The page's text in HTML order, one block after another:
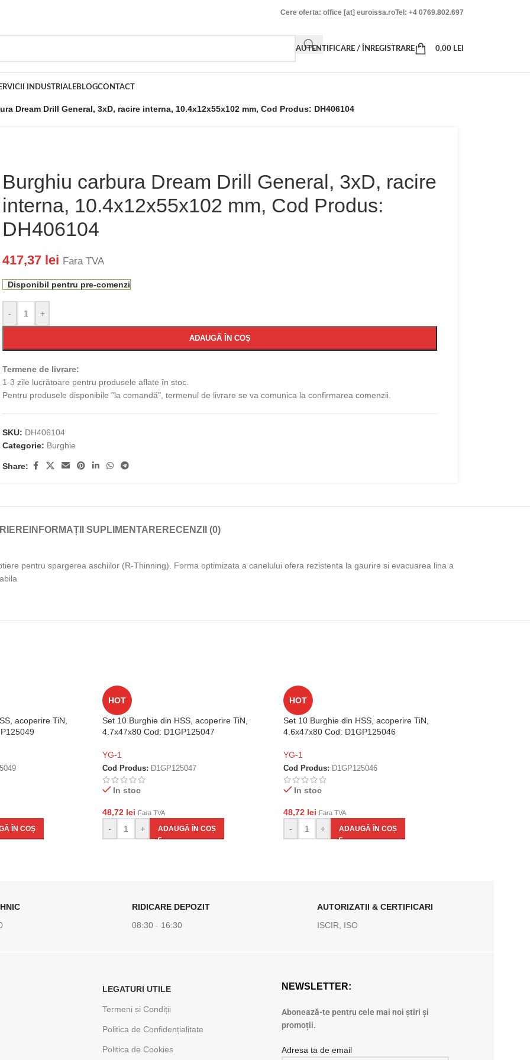
Cere oferta: office [at] euroissa.roTel: +4 0769.802.697
AUTENTIFICARE / ÎNREGISTRARE 0,00 LEI
INDUSTRIALEBLOGCONTACT
Dream Drill General, 3xD, racire interna, 10.4x12x55x102 mm, Cod Produs: DH406104
Burghiu carbura Dream Drill General, 3xD, racire
interna, 10.4x12x55x102 mm, Cod Produs:
DH406104
417,37 lei Fara TVA
Disponibil pentru pre-comenzi
- +
ADAUGĂ ÎN COȘ
Termene de livrare:
1-3 zile lucrătoare pentru produsele aflate în stoc.
Pentru produsele disponibile "la comandă", termenul de livrare se va comunica la confirmarea comenzii.
SKU: DH406104
Categorie: Burghie
Share:
INFORMAȚII SUPLIMENTARE RECENZII (0)
pentru spargerea aschiilor (R-Thinning). Forma optimizata a canelului ofera rezistenta la gaurire si evacuarea lina a
acoperire TiN,
ÎN COȘ
HOT
Set 10 Burghie din HSS, acoperire TiN,
4.7x47x80 Cod: D1GP125047
YG-1
Cod Produs: D1GP125047
In stoc
48,72 lei Fara TVA
- + ADAUGĂ ÎN COȘ
HOT
Set 10 Burghie din HSS, acoperire TiN,
4.6x47x80 Cod: D1GP125046
YG-1
Cod Produs: D1GP125046
In stoc
48,72 lei Fara TVA
- + ADAUGĂ ÎN COȘ
RIDICARE DEPOZIT
08:30 - 16:30
AUTORIZATII & CERTIFICARI
ISCIR, ISO
LEGATURI UTILE
Termeni și Condiții
Politica de Confidențialitate
Politica de Cookies
NEWSLETTER:
Abonează-te pentru cele mai noi știri și
promoții.
Adresa ta de email